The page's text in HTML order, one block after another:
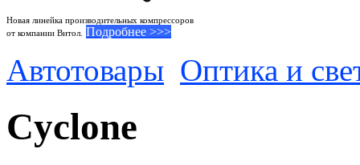
Новая линейка производительных компрессоров
от компании Витол.
Подробнее >>>
Автотовары Оптика и
Cyclone